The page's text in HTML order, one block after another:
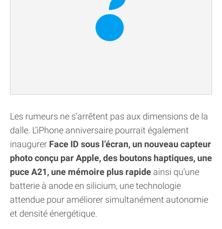
Les rumeurs ne s’arrêtent pas aux dimensions de la
dalle. L’iPhone anniversaire pourrait également
inaugurer Face ID sous l’écran, un nouveau capteur
photo conçu par Apple, des boutons haptiques, une
puce A21, une mémoire plus rapide ainsi qu’une
batterie à anode en silicium, une technologie
attendue pour améliorer simultanément autonomie
et densité énergétique.